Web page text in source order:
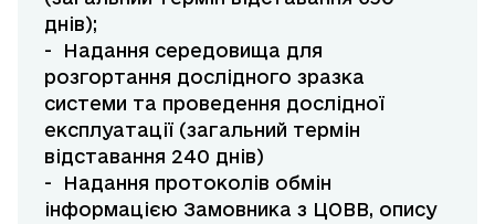
днів);
- Надання середовища для
розгортання дослідного зразка
системи та проведення дослідної
експлуатації (загальний термін
відставання 240 днів)
- Надання протоколів обмін
інформацією Замовника з ЦОВВ, опису